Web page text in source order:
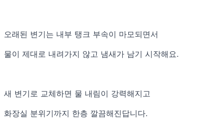
오래된 변기는 내부 탱크 부속이 마모되면서
물이 제대로 내려가지 않고 냄새가 남기 시작해요.
새 변기로 교체하면 물 내림이 강력해지고
화장실 분위기까지 한층 깔끔해진답니다.